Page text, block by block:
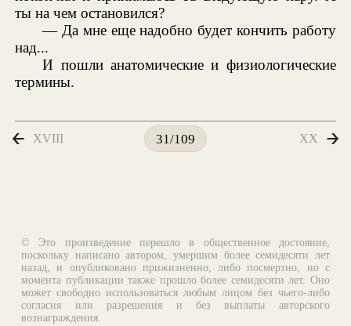
ты на чем остановился?
— Да мне еще надобно будет кончить работу
над...
И пошли анатомические и физиологические
термины.
XVIII 31/109 XX
© Это произведение перешло в общественное достояние,
поскольку написано автором, умершим более семидесяти лет
назад, и опубликовано прижизненно, либо посмертно, но с
момента публикации также прошло более семидесяти лет. Оно
может свободно использоваться любым лицом без чьего-либо
согласия или разрешения и без выплаты авторского
вознаграждения.